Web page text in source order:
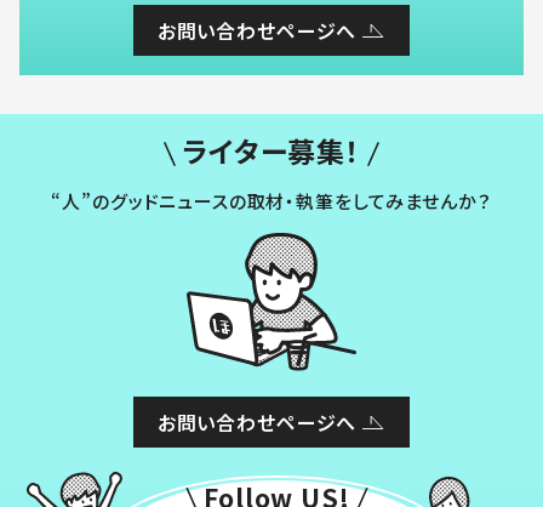
お問い合わせページへ
ライター募集！
“人”のグッドニュースの取材・執筆をしてみませんか？
お問い合わせページへ
Follow US!